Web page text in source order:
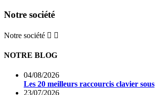
Notre société
Notre société  
NOTRE BLOG
04/08/2026
Les 20 meilleurs raccourcis clavier sous
23/07/2026